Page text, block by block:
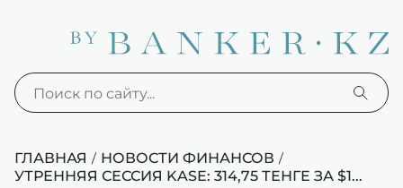
ГЛАВНАЯ / НОВОСТИ ФИНАНСОВ /
УТРЕННЯЯ СЕССИЯ KASE: 314,75 ТЕНГЕ ЗА $1...